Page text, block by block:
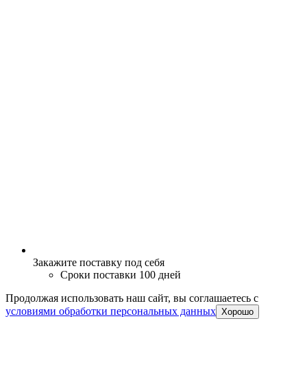
Закажите поставку под себя
Сроки поставки 100 дней
Продолжая использовать наш сайт, вы соглашаетесь c
условиями обработки персональных данных Хорошо